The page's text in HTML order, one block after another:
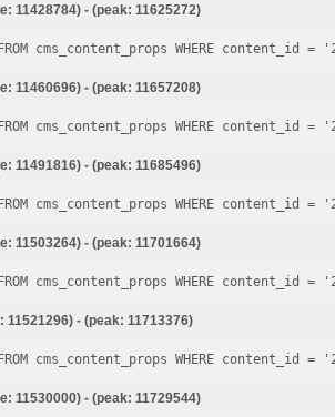
11428784) - (peak: 11625272)
11460696) - (peak: 11657208)
11491816) - (peak: 11685496)
11503264) - (peak: 11701664)
11521296) - (peak: 11713376)
11530000) - (peak: 11729544)